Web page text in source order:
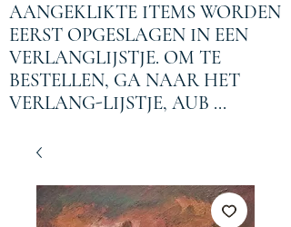
AANGEKLIKTE ITEMS WORDEN
EERST OPGESLAGEN IN EEN
VERLANGLIJSTJE. OM TE
BESTELLEN, GA NAAR HET
VERLANG-LIJSTJE, AUB ...